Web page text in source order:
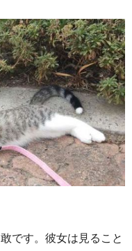
です。彼女は見ること